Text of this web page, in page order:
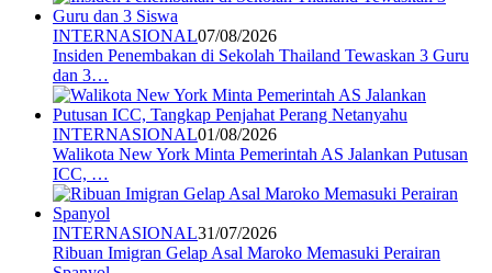
INTERNASIONAL07/08/2026
Insiden Penembakan di Sekolah Thailand Tewaskan 3 Guru
dan 3…
INTERNASIONAL01/08/2026
Walikota New York Minta Pemerintah AS Jalankan Putusan
ICC, …
INTERNASIONAL31/07/2026
Ribuan Imigran Gelap Asal Maroko Memasuki Perairan